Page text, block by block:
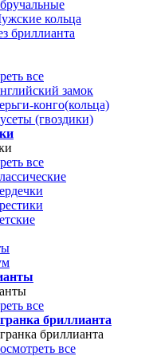
кольца
бриллианта
все
замок
конго(кольца)
(гвоздики)
все
все
бриллианта
бриллианта
все